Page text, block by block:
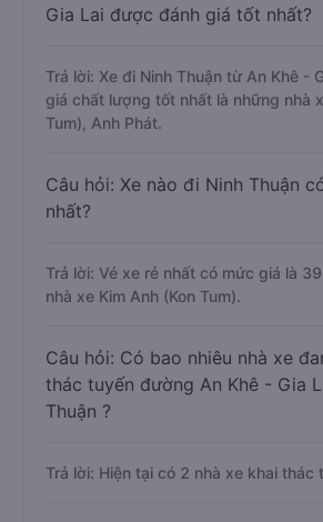
Gia Lai được đánh giá tốt nhất?
Trả lời: Xe đi Ninh Thuận từ An Khê -
giá chất lượng tốt nhất là những nhà
Tum), Anh Phát.
Câu hỏi: Xe nào đi Ninh Thuận
nhất?
Trả lời: Vé xe rẻ nhất có mức giá là
nhà xe Kim Anh (Kon Tum).
Câu hỏi: Có bao nhiêu nhà xe
thác tuyến đường An Khê - Gia
Thuận ?
Trả lời: Hiện tại có 2 nhà xe khai thác